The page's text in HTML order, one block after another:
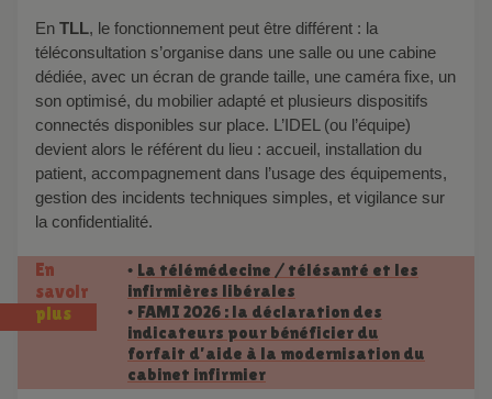
En TLL, le fonctionnement peut être différent : la
téléconsultation s’organise dans une salle ou une cabine
dédiée, avec un écran de grande taille, une caméra fixe, un
son optimisé, du mobilier adapté et plusieurs dispositifs
connectés disponibles sur place. L’IDEL (ou l’équipe)
devient alors le référent du lieu : accueil, installation du
patient, accompagnement dans l’usage des équipements,
gestion des incidents techniques simples, et vigilance sur
la confidentialité.
En
savoir
plus
• La télémédecine / télésanté et les
infirmières libérales
• FAMI 2026 : la déclaration des
indicateurs pour bénéficier du
forfait d’aide à la modernisation du
cabinet infirmier